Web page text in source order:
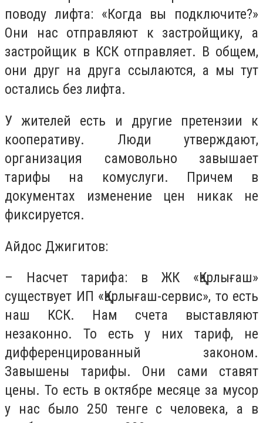
поводу лифта: «Когда вы подключите?»
Они нас отправляют к застройщику, а
застройщик в КСК отправляет. В общем,
они друг на друга ссылаются, а мы тут
остались без лифта.
У жителей есть и другие претензии к
кооперативу. Люди утверждают,
организация самовольно завышает
тарифы на комуслуги. Причем в
документах изменение цен никак не
фиксируется.
Айдос Джигитов:
– Насчет тарифа: в ЖК «Қарлығаш»
существует ИП «Қарлығаш-сервис», то есть
наш КСК. Нам счета выставляют
незаконно. То есть у них тариф, не
дифференцированный законом.
Завышены тарифы. Они сами ставят
цены. То есть в октябре месяце за мусор
у нас было 250 тенге с человека, а в